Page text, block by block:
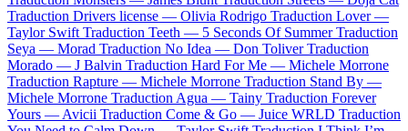
Traduction Drivers license — Olivia Rodrigo Traduction Lover —
Taylor Swift Traduction Teeth — 5 Seconds Of Summer Traduction
Seya — Morad Traduction No Idea — Don Toliver Traduction
Morado — J Balvin Traduction Hard For Me — Michele Morrone
Traduction Rapture — Michele Morrone Traduction Stand By —
Michele Morrone Traduction Agua — Tainy Traduction Forever
Yours —Avicii Traduction Come & Go — Juice WRLD Traduction